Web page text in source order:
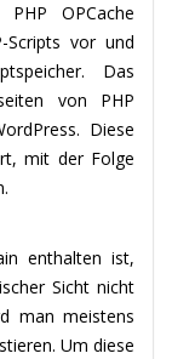
OPCache
Scripts vor und
Das
von PHP
Diese
mit der Folge
enthalten ist,
Sicht nicht
man meistens
Um diese